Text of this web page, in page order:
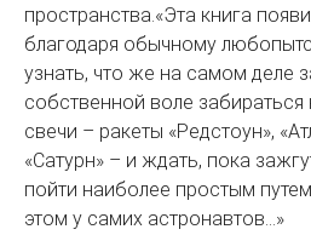
пространства.«Эта книга
благодаря обычному
узнать, что же на самом деле
собственной воле
свечи – ракеты «Редстоун»,
«Сатурн» – и ждать, пока
пойти наиболее простым
этом у самих астронавтов…»